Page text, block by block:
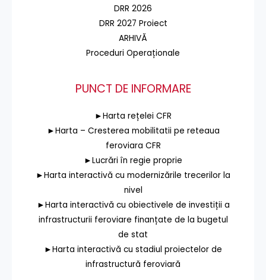
DRR 2026
DRR 2027 Proiect
ARHIVĂ
Proceduri Operaționale
PUNCT DE INFORMARE
►Harta rețelei CFR
►Harta – Cresterea mobilitatii pe reteaua
feroviara CFR
►Lucrări în regie proprie
►Harta interactivă cu modernizările trecerilor la
nivel
►Harta interactivă cu obiectivele de investiții a
infrastructurii feroviare finanțate de la bugetul
de stat
►Harta interactivă cu stadiul proiectelor de
infrastructură feroviară